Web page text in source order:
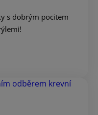
s dobrým pocitem